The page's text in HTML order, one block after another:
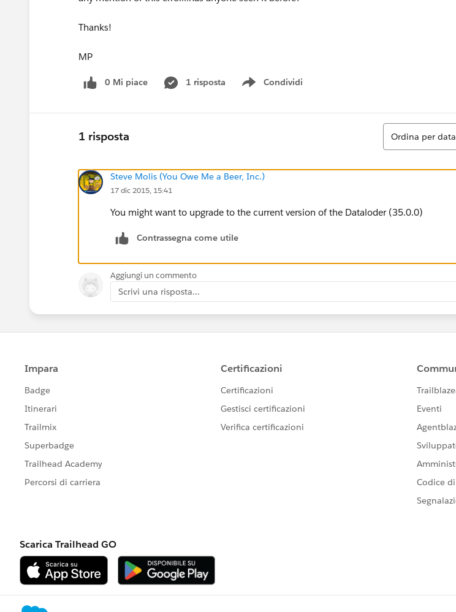
Thanks!
MP
0 Mi piace 1 risposta Condividi
Show menu
1 risposta
Ordina
Ordina per data
Steve Molis (You Owe Me a Beer, Inc.)
17 dic 2015, 15:41
You might want to upgrade to the current version of the Dataloder (35.0.0)
Contrassegna come utile
Aggiungi un commento
Scrivi una risposta...